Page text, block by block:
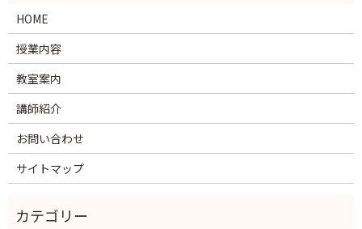
HOME
授業内容
教室案内
講師紹介
お問い合わせ
サイトマップ